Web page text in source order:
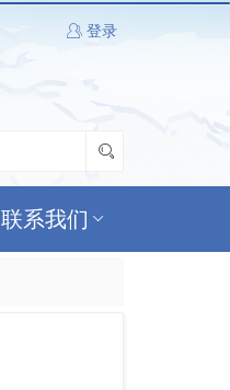
登录
联系我们